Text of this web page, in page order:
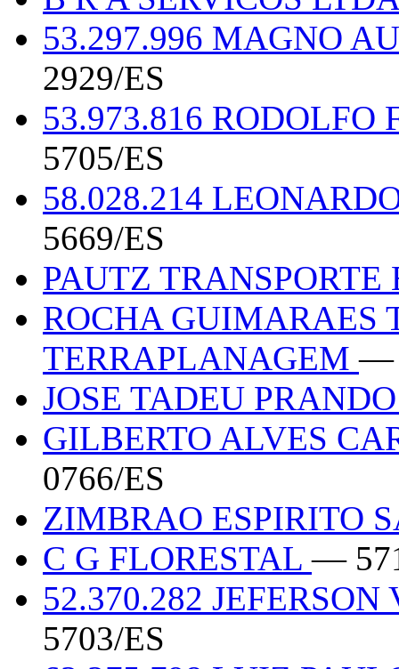
53.297.996 MAGNO
2929/ES
53.973.816
5705/ES
58.028.214
5669/ES
PAUTZ TRANSPORTE
ROCHA GUIMARAES
TERRAPLANAGEM—
JOSE TADEU
GILBERTO ALVES
0766/ES
ZIMBRAO ESPIRITO
C G FLORESTAL—
52.370.282
5703/ES